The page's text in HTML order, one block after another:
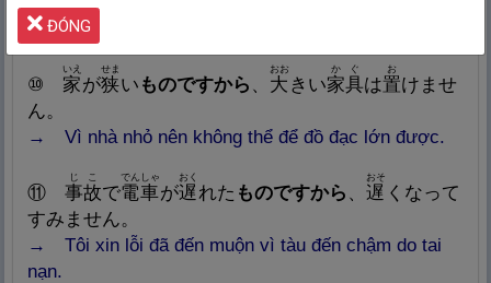
→ Vì mệt mỏi nên tôi đã ngủ mất mà không làm gì.
⑩ 家
いえ
が狭
せま
い ものですから 大
おお
きい家
Nghĩa: Ngôi nhà
具
かぐ
は置
お
けませ
ん。
→ Vì nhà nhỏ nên không thể để đồ đạc lớn được.
⑪ 事
Nghĩa: Việc, công việc, chức vụ
故
Nghĩa: Nguyên nhân, chết, cũ,
じこ
で電車
でんしゃ
が遅
Nghĩa: Chậm trễ, chậm chạp,
おく
れた ものですから 遅
おそ
くなって
すみません。
→ Tôi xin lỗi đã đến muộn vì tàu đến chậm do tai
nạn.
ĐÓNG